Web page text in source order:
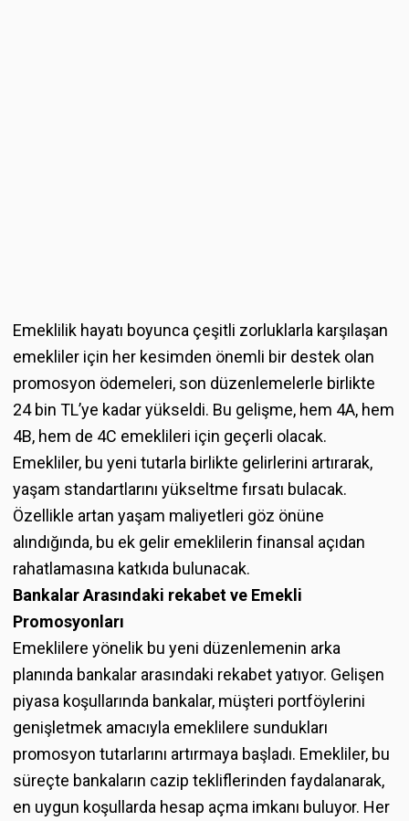
Emeklilik hayatı boyunca çeşitli zorluklarla karşılaşan
emekliler için her kesimden önemli bir destek olan
promosyon ödemeleri, son düzenlemelerle birlikte
24 bin TL’ye kadar yükseldi. Bu gelişme, hem 4A, hem
4B, hem de 4C emeklileri için geçerli olacak.
Emekliler, bu yeni tutarla birlikte gelirlerini artırarak,
yaşam standartlarını yükseltme fırsatı bulacak.
Özellikle artan yaşam maliyetleri göz önüne
alındığında, bu ek gelir emeklilerin finansal açıdan
rahatlamasına katkıda bulunacak.
Bankalar Arasındaki rekabet ve Emekli
Promosyonları
Emeklilere yönelik bu yeni düzenlemenin arka
planında bankalar arasındaki rekabet yatıyor. Gelişen
piyasa koşullarında bankalar, müşteri portföylerini
genişletmek amacıyla emeklilere sundukları
promosyon tutarlarını artırmaya başladı. Emekliler, bu
süreçte bankaların cazip tekliflerinden faydalanarak,
en uygun koşullarda hesap açma imkanı buluyor. Her